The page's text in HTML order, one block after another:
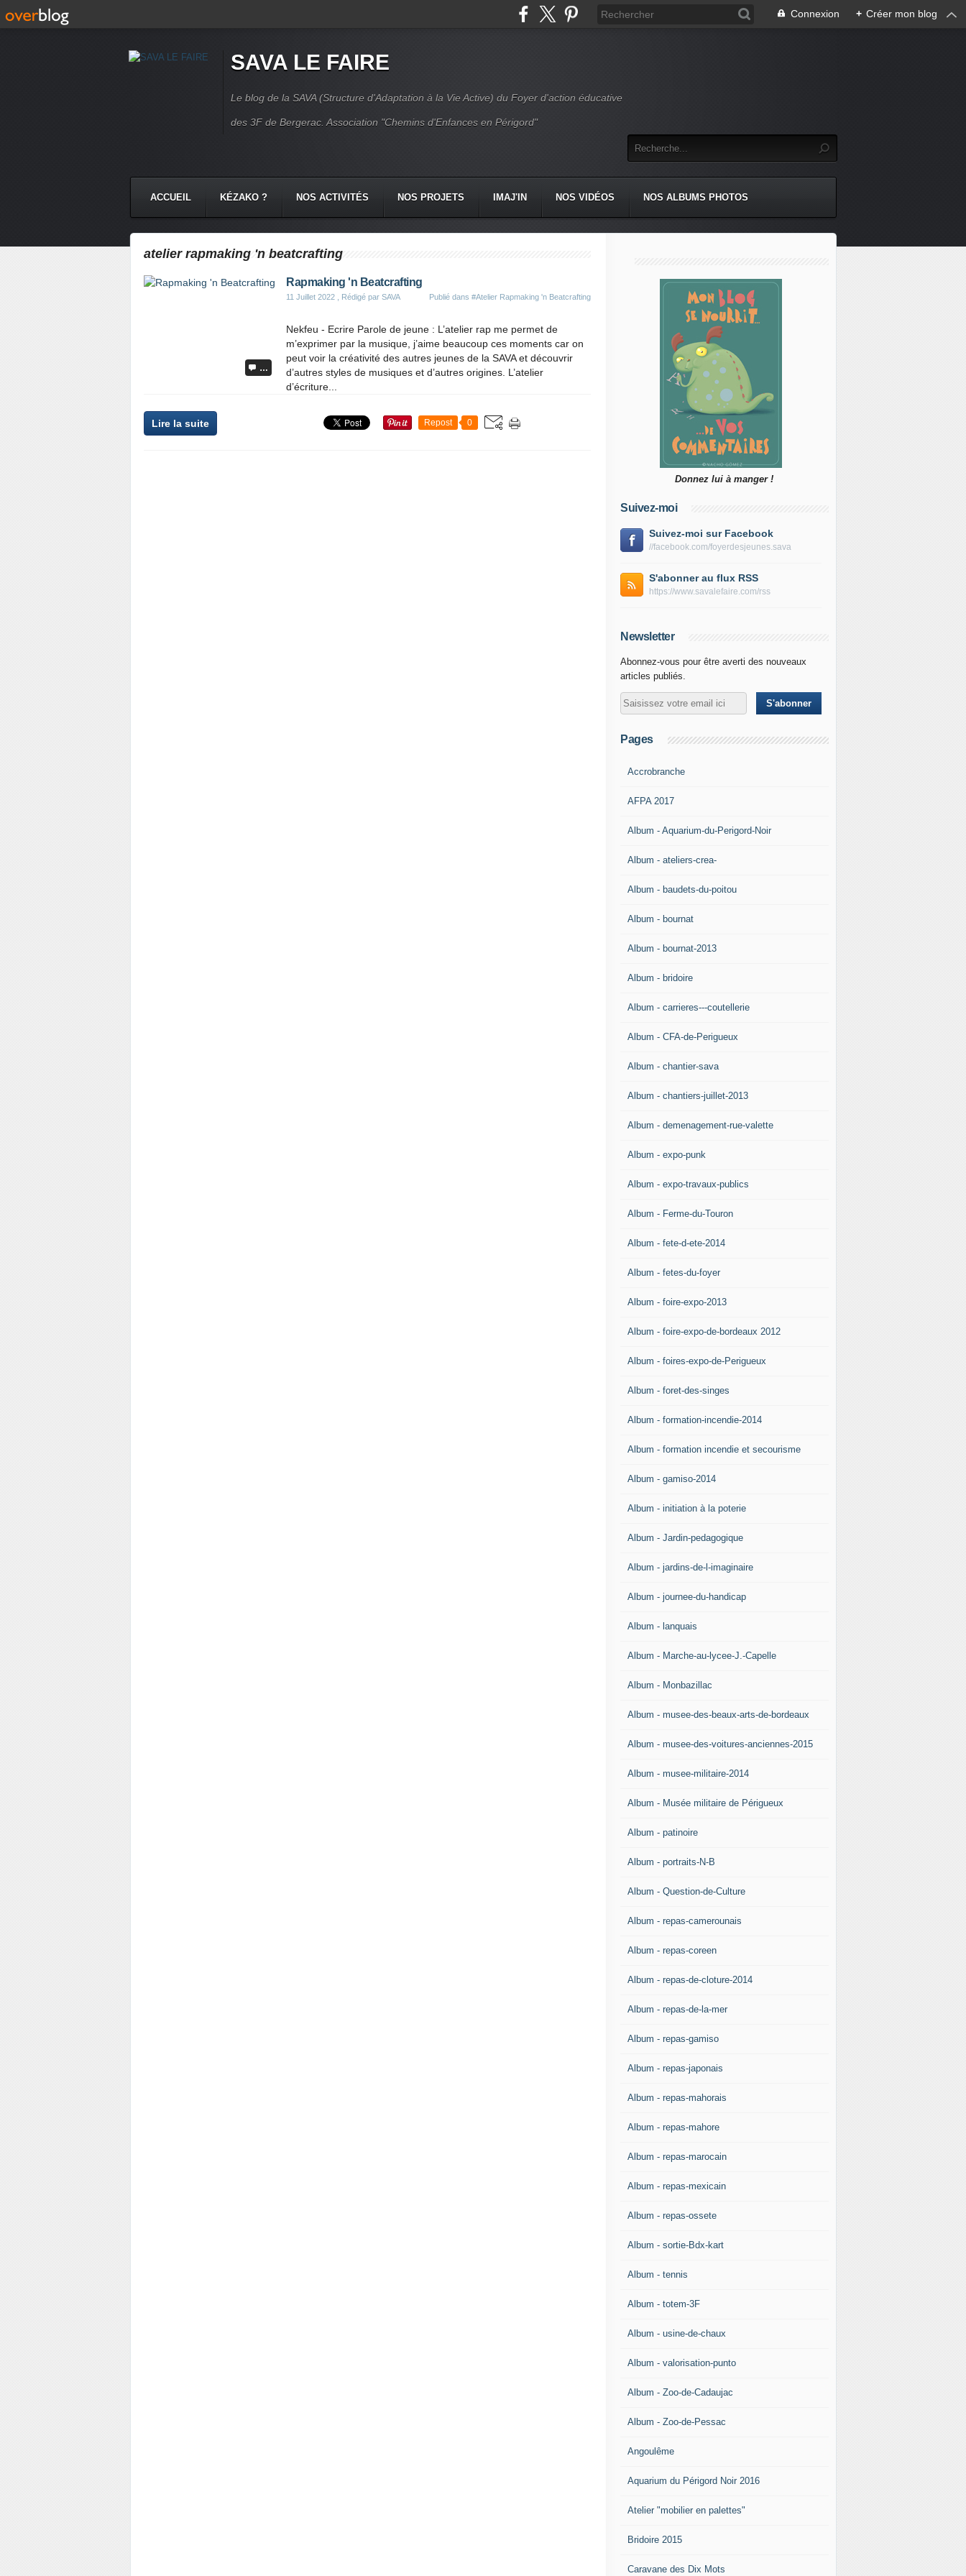
Connexion + Créer mon blog
SAVA LE FAIRE
Le blog de la SAVA (Structure d'Adaptation à la Vie Active) du Foyer d'action éducative
des 3F de Bergerac. Association "Chemins d'Enfances en Périgord"
ACCUEIL KÉZAKO ? NOS ACTIVITÉS NOS PROJETS IMAJ'IN NOS VIDÉOS NOS ALBUMS PHOTOS
atelier rapmaking 'n beatcrafting
…
Rapmaking 'n Beatcrafting
11 Juillet 2022 , Rédigé par SAVA Publié dans #Atelier Rapmaking 'n Beatcrafting
Nekfeu - Ecrire Parole de jeune : L’atelier rap me permet de
m’exprimer par la musique, j’aime beaucoup ces moments car on
peut voir la créativité des autres jeunes de la SAVA et découvrir
d’autres styles de musiques et d’autres origines. L’atelier
d’écriture...
Lire la suite Repost 0
Donnez lui à manger !
Suivez-moi
Suivez-moi sur Facebook
//facebook.com/foyerdesjeunes.sava
S'abonner au flux RSS
https://www.savalefaire.com/rss
Newsletter
Abonnez-vous pour être averti des nouveaux
articles publiés.
Pages
Accrobranche
AFPA 2017
Album - Aquarium-du-Perigord-Noir
Album - ateliers-crea-
Album - baudets-du-poitou
Album - bournat
Album - bournat-2013
Album - bridoire
Album - carrieres---coutellerie
Album - CFA-de-Perigueux
Album - chantier-sava
Album - chantiers-juillet-2013
Album - demenagement-rue-valette
Album - expo-punk
Album - expo-travaux-publics
Album - Ferme-du-Touron
Album - fete-d-ete-2014
Album - fetes-du-foyer
Album - foire-expo-2013
Album - foire-expo-de-bordeaux 2012
Album - foires-expo-de-Perigueux
Album - foret-des-singes
Album - formation-incendie-2014
Album - formation incendie et secourisme
Album - gamiso-2014
Album - initiation à la poterie
Album - Jardin-pedagogique
Album - jardins-de-l-imaginaire
Album - journee-du-handicap
Album - lanquais
Album - Marche-au-lycee-J.-Capelle
Album - Monbazillac
Album - musee-des-beaux-arts-de-bordeaux
Album - musee-des-voitures-anciennes-2015
Album - musee-militaire-2014
Album - Musée militaire de Périgueux
Album - patinoire
Album - portraits-N-B
Album - Question-de-Culture
Album - repas-camerounais
Album - repas-coreen
Album - repas-de-cloture-2014
Album - repas-de-la-mer
Album - repas-gamiso
Album - repas-japonais
Album - repas-mahorais
Album - repas-mahore
Album - repas-marocain
Album - repas-mexicain
Album - repas-ossete
Album - sortie-Bdx-kart
Album - tennis
Album - totem-3F
Album - usine-de-chaux
Album - valorisation-punto
Album - Zoo-de-Cadaujac
Album - Zoo-de-Pessac
Angoulême
Aquarium du Périgord Noir 2016
Atelier "mobilier en palettes"
Bridoire 2015
Caravane des Dix Mots